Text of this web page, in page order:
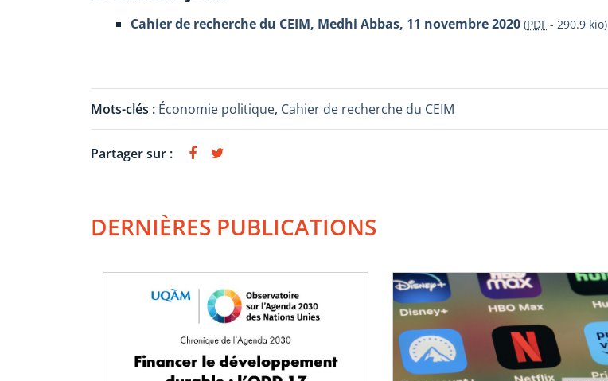
Cahier de recherche du CEIM, Medhi Abbas, 11 novembre 2020 (PDF - 290.9 kio)
Mots-clés : Économie politique, Cahier de recherche du CEIM
Partager sur :
DERNIÈRES PUBLICATIONS